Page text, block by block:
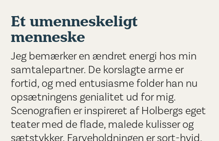
Et umenneskeligt
menneske
Jeg bemærker en ændret energi hos min
samtalepartner. De korslagte arme er
fortid, og med entusiasme folder han nu
opsætningens genialitet ud for mig.
Scenografien er inspireret af Holbergs eget
teater med de flade, malede kulisser og
sætstykker. Farveholdningen er sort-hvid,